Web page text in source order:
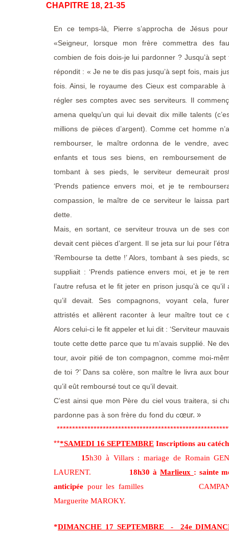
CHAPITRE 18, 21-35
En ce temps-là, Pierre s’approcha de Jésus
«Seigneur, lorsque mon frère commettra des
combien de fois dois-je lui pardonner ? Jusqu’à
répondit : « Je ne te dis pas jusqu’à sept fois, mais
fois. Ainsi, le royaume des Cieux est comparable
régler ses comptes avec ses serviteurs. Il
amena quelqu’un qui lui devait dix mille talents
millions de pièces d’argent). Comme cet homme
rembourser, le maître ordonna de le vendre,
enfants et tous ses biens, en remboursement
tombant à ses pieds, le serviteur demeurait
‘Prends patience envers moi, et je te
compassion, le maître de ce serviteur le laissa
dette.
Mais, en sortant, ce serviteur trouva un de ses
devait cent pièces d’argent. Il se jeta sur lui pour
‘Rembourse ta dette !’ Alors, tombant à ses pieds,
suppliait : ‘Prends patience envers moi, et je te
l’autre refusa et le fit jeter en prison jusqu’à ce
qu’il devait. Ses compagnons, voyant cela,
attristés et allèrent raconter à leur maître tout ce
Alors celui-ci le fit appeler et lui dit : ‘Serviteur
toute cette dette parce que tu m’avais supplié. Ne
tour, avoir pitié de ton compagnon, comme moi-
de toi ?’ Dans sa colère, son maître le livra aux
qu’il eût remboursé tout ce qu’il devait.
C’est ainsi que mon Père du ciel vous traitera, si
pardonne pas à son frère du fond du c
***SAMEDI 16 SEPTEMBRE Inscriptions au
15h30 à Villars : mariage de Romain
LAURENT. 18h30 à Marlieux : sainte
anticipée pour les familles CAMPANT-
Marguerite MAROKY.
*DIMANCHE 17 SEPTEMBRE - 24e